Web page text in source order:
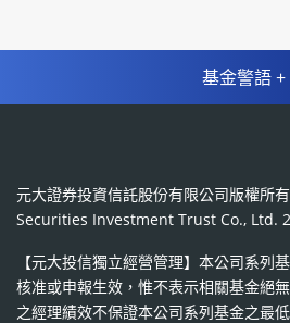
基金警語 +
元大證券投資信託股份有限公司版權所
Securities Investment Trust Co., Ltd.
【元大投信獨立經營管理】本公司系列
核准或申報生效，惟不表示相關基金絕
之經理績效不保證本公司系列基金之最